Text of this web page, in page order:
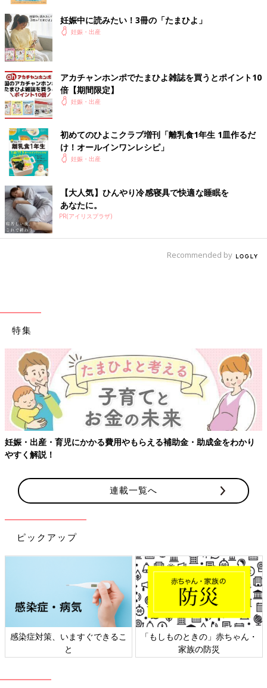
妊娠中に読みたい！3冊の「たまひよ」
妊娠・出産
アカチャンホンポでたまひよ雑誌を買うとポイント10
倍【期間限定】
妊娠・出産
初めてのひよこクラブ増刊「離乳食1年生 1皿作るだ
け！オールインワン​レシピ」
妊娠・出産
【大人気】ひんやり冷感寝具で快適な睡眠を
あなたに。
PR(アイリスプラザ)
Recommended by
特集
妊娠・出産・育児にかかる費用やもらえる補助金・助成金をわかり
やすく解説！
連載一覧へ
ピックアップ
感染症対策、いますぐできるこ
と
「もしものときの」赤ちゃん・
家族の防災